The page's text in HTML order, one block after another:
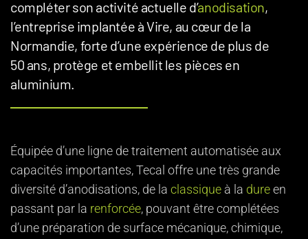
compléter son activité actuelle d’anodisation,
l’entreprise implantée à Vire, au cœur de la
Normandie, forte d’une expérience de plus de
50 ans, protège et embellit les pièces en
aluminium.
Équipée d’une ligne de traitement automatisée aux
capacités importantes, Tecal offre une très grande
diversité d’anodisations, de la classique à la dureen
passant par la renforcée, pouvant être complétées
d’une préparation de surface mécanique, chimique,